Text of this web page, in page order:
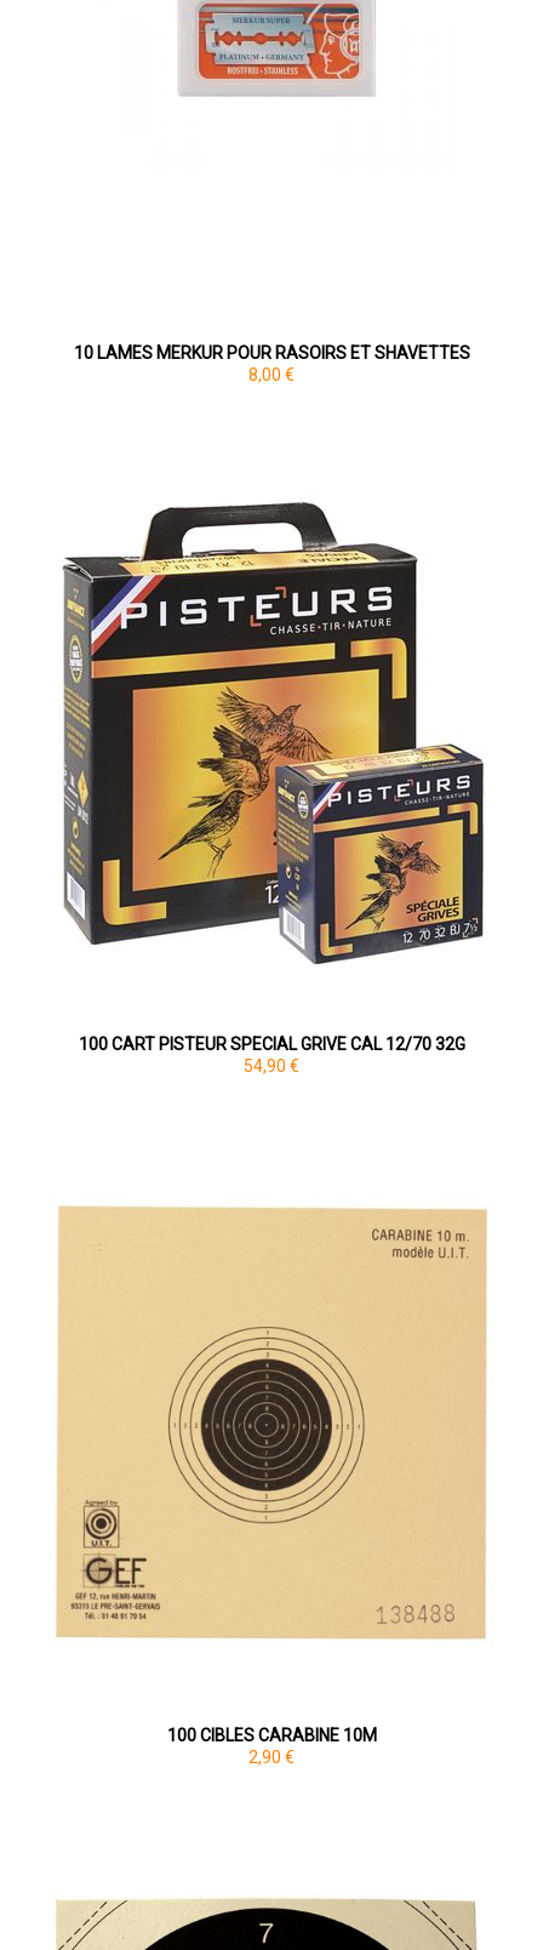
10 LAMES MERKUR POUR RASOIRS ET SHAVETTES
8,00 €
100 CART PISTEUR SPECIAL GRIVE CAL 12/70 32G
54,90 €
100 CIBLES CARABINE 10M
2,90 €